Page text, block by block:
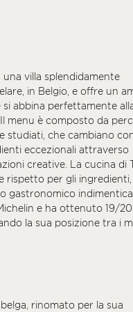
villa splendidamente
in Belgio, e offre un
abbina perfettamente
menu è composto da
studiati, che cambiano
eccezionali attraverso
creative. La cucina di
rispetto per gli
gastronomico
e ha ottenuto 19/20
la sua posizione tra i
rinomato per la sua